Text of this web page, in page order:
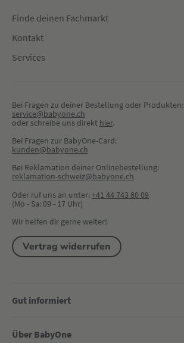
Finde deinen Fachmarkt
Kontakt
Services
Bei Fragen zu deiner Bestellung oder Produkten:
service@babyone.ch
oder schreibe uns direkt hier.
Bei Fragen zur BabyOne-Card:
kunden@babyone.ch
Bei Reklamation deiner Onlinebestellung:
reklamation-schweiz@babyone.ch
Oder ruf uns an unter:+41 44 743 80 09
(Mo - Sa: 09 - 17 Uhr)
Wir helfen dir gerne weiter!
Vertrag widerrufen
Gut informiert
Über BabyOne